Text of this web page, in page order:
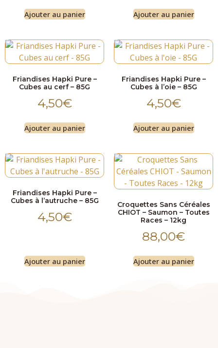
Ajouter au panier Ajouter au panier
Friandises Hapki Pure –
Cubes au cerf – 85G
4,50€
Ajouter au panier
Friandises Hapki Pure –
Cubes à l’oie – 85G
4,50€
Ajouter au panier
Friandises Hapki Pure –
Cubes à l’autruche – 85G
4,50€
Ajouter au panier
Croquettes Sans Céréales
CHIOT – Saumon – Toutes
Races – 12kg
88,00€
Ajouter au panier